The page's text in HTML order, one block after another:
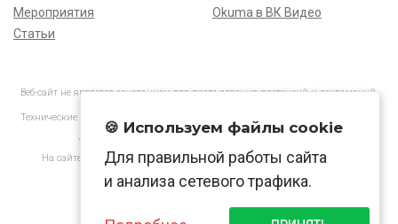
Мероприятия
Статьи
Okuma в ВК Видео
Веб-сайт не является основанием для предъявления претензий и рекламаций,
Технические характеристики товаров могут отличаться от указанных на сайте.
АО «Нормарк» ИНН 7728172512 ОГРН 1037739603505
На сайте применяютсярекомендательные технологиив соответствии
🍪 Используем файлы cookie
Для правильной работы сайта
и анализа сетевого трафика.